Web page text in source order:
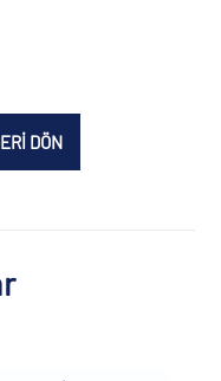
DÖN